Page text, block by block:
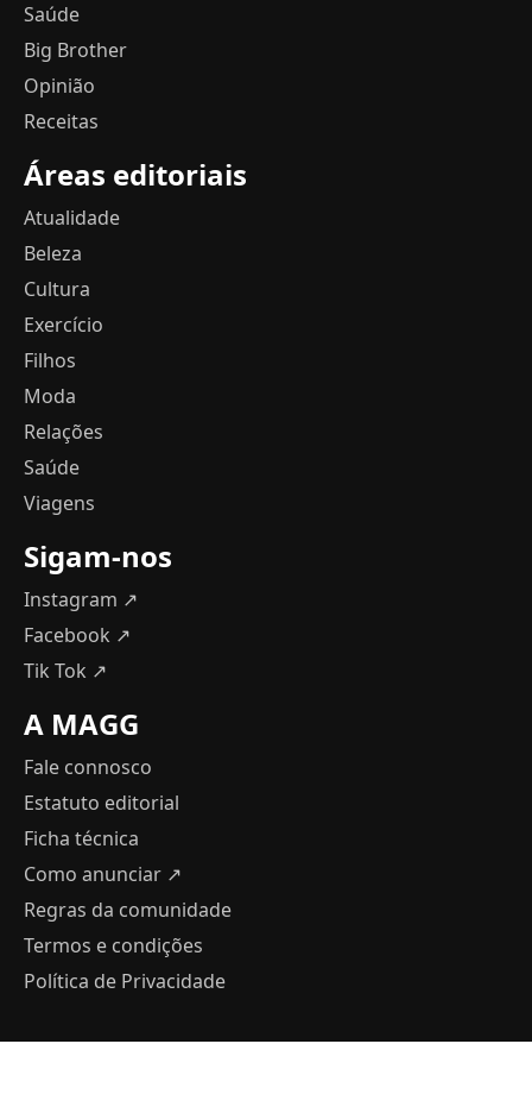
Saúde
Big Brother
Opinião
Receitas
Áreas editoriais
Atualidade
Beleza
Cultura
Exercício
Filhos
Moda
Relações
Saúde
Viagens
Sigam-nos
Instagram ↗
Facebook ↗
Tik Tok ↗
A MAGG
Fale connosco
Estatuto editorial
Ficha técnica
Como anunciar ↗
Regras da comunidade
Termos e condições
Política de Privacidade